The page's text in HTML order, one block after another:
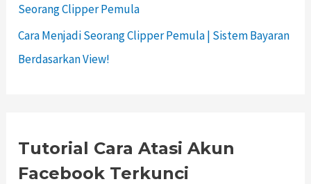
Seorang Clipper Pemula
Cara Menjadi Seorang Clipper Pemula | Sistem Bayaran
Berdasarkan View!
Tutorial Cara Atasi Akun
Facebook Terkunci